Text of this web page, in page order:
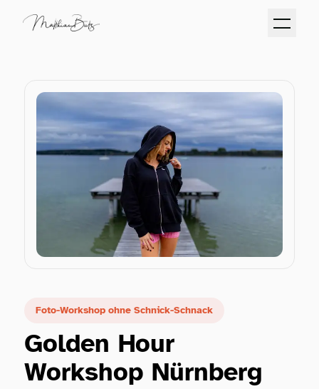
Foto-Workshop ohne Schnick-Schnack
Golden Hour
Workshop Nürnberg